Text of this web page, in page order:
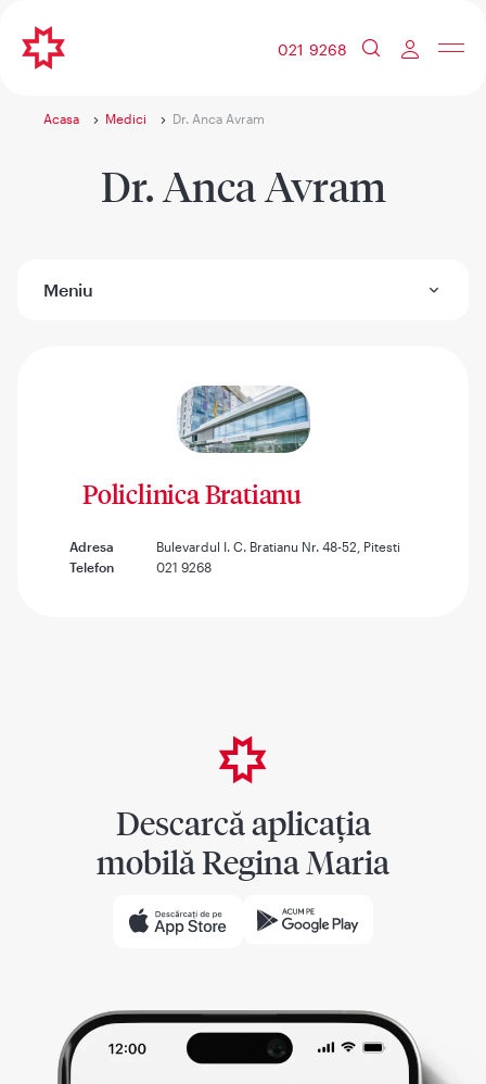
021 9268
Acasa Medici Dr. Anca Avram
Dr. Anca Avram
Meniu
Policlinica Bratianu
Adresa
Bulevardul I. C. Bratianu Nr. 48-52, Pitesti
Telefon
021 9268
Descarcă aplicația
mobilă Regina Maria